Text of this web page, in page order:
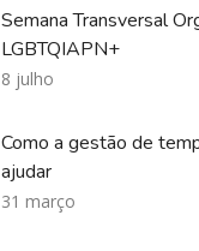
Semana Transversal
LGBTQIAPN+
8 julho
Como a gestão de
ajudar
31 março